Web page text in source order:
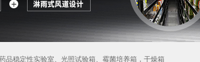
品稳定性实验室、光照试验箱、霉菌培养箱，干燥箱